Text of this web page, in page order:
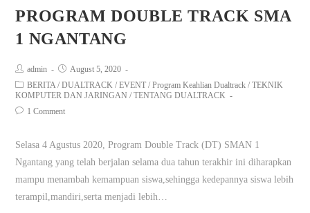
PROGRAM DOUBLE TRACK SMA
1 NGANTANG
admin
August 5, 2020
BERITA / DUALTRACK / EVENT / Program Keahlian Dualtrack / TEKNIK
KOMPUTER DAN JARINGAN / TENTANG DUALTRACK
1 Comment
Selasa 4 Agustus 2020, Program Double Track (DT) SMAN 1
Ngantang yang telah berjalan selama dua tahun terakhir ini diharapkan
mampu menambah kemampuan siswa,sehingga kedepannya siswa lebih
terampil,mandiri,serta menjadi lebih…